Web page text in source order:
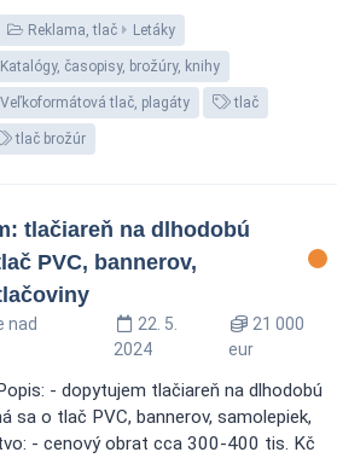
Reklama, tlač Letáky
Katalógy, časopisy, brožúry, knihy
Veľkoformátová tlač, plagáty tlač
tlač brožúr
tlačiareň na dlhodobú
PVC, bannerov,
nad
22. 5.
2024
21 000
eur
- dopytujem tlačiareň na dlhodobú
sa o tlač PVC, bannerov, samolepiek,
- cenový obrat cca 300-400 tis. Kč